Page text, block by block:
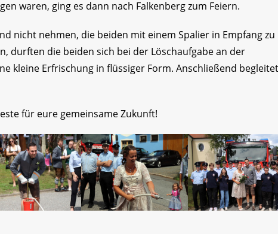
waren, ging es dann nach Falkenberg zum Feiern.
nicht nehmen, die beiden mit einem Spalier in Empfang zu
durften die beiden sich bei der Löschaufgabe an der
kleine Erfrischung in flüssiger Form. Anschließend
für eure gemeinsame Zukunft!